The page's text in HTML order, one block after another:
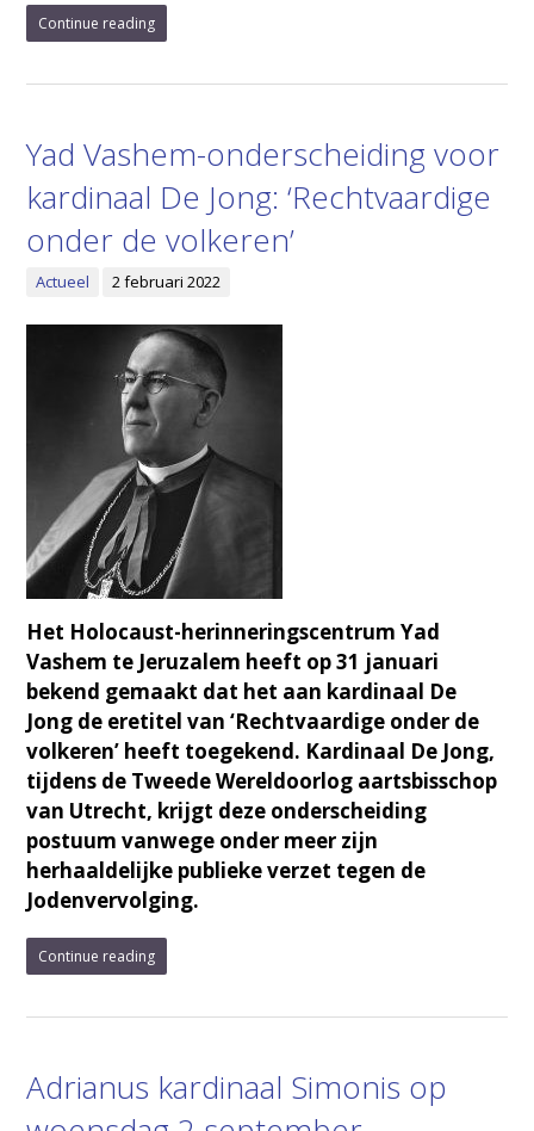
Continue reading
Yad Vashem-onderscheiding voor
kardinaal De Jong: ‘Rechtvaardige
onder de volkeren’
Actueel 2 februari 2022
Het Holocaust-herinneringscentrum Yad
Vashem te Jeruzalem heeft op 31 januari
bekend gemaakt dat het aan kardinaal De
Jong de eretitel van ‘Rechtvaardige onder de
volkeren’ heeft toegekend. Kardinaal De Jong,
tijdens de Tweede Wereldoorlog aartsbisschop
van Utrecht, krijgt deze onderscheiding
postuum vanwege onder meer zijn
herhaaldelijke publieke verzet tegen de
Jodenvervolging.
Continue reading
Adrianus kardinaal Simonis op